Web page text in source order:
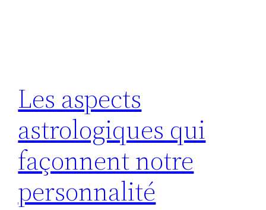
Les aspects
astrologiques qui
façonnent notre
personnalité